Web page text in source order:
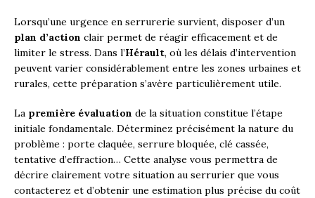
Lorsqu’une urgence en serrurerie survient, disposer d’un
plan d’action clair permet de réagir efficacement et de
limiter le stress. Dans l’Hérault, où les délais d’intervention
peuvent varier considérablement entre les zones urbaines et
rurales, cette préparation s’avère particulièrement utile.
La première évaluation de la situation constitue l’étape
initiale fondamentale. Déterminez précisément la nature du
problème : porte claquée, serrure bloquée, clé cassée,
tentative d’effraction… Cette analyse vous permettra de
décrire clairement votre situation au serrurier que vous
contacterez et d’obtenir une estimation plus précise du coût